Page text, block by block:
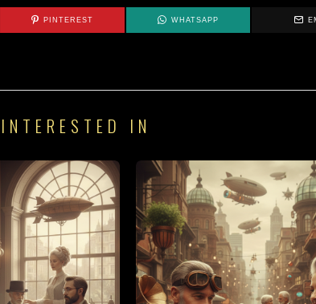
PINTEREST WHATSAPP
IN